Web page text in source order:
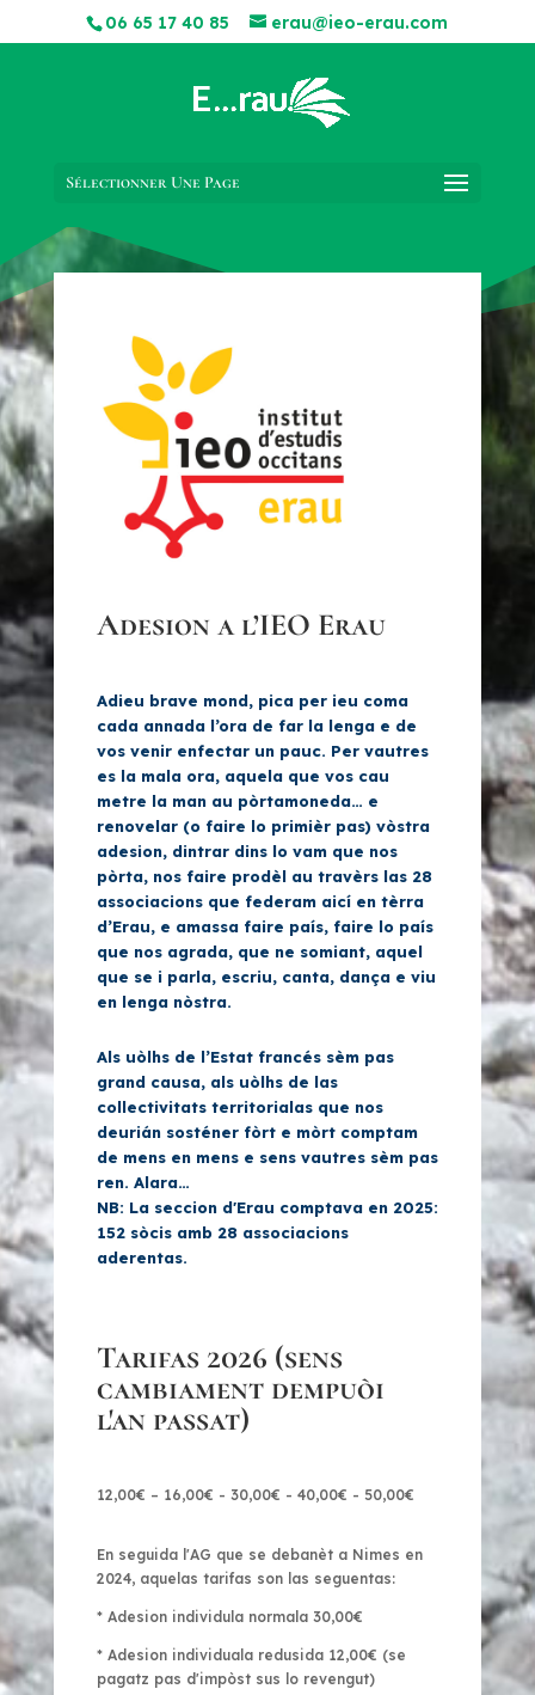
06 65 17 40 85 erau@ieo-erau.com
Sélectionner Une Page
Adesion a l’IEO Erau
Adieu brave mond, pica per ieu coma
cada annada l’ora de far la lenga e de
vos venir enfectar un pauc. Per vautres
es la mala ora, aquela que vos cau
metre la man au pòrtamoneda… e
renovelar (o faire lo primièr pas) vòstra
adesion, dintrar dins lo vam que nos
pòrta, nos faire prodèl au travèrs las 28
associacions que federam aicí en tèrra
d’Erau, e amassa faire país, faire lo país
que nos agrada, que ne somiant, aquel
que se i parla, escriu, canta, dança e viu
en lenga nòstra.
Als uòlhs de l’Estat francés sèm pas
grand causa, als uòlhs de las
collectivitats territorialas que nos
deurián sosténer fòrt e mòrt comptam
de mens en mens e sens vautres sèm pas
ren. Alara…
NB: La seccion d'Erau comptava en 2025:
152 sòcis amb 28 associacions
aderentas.
Tarifas 2026 (sens
cambiament dempuòi
l'an passat)
12,00€ – 16,00€ - 30,00€ - 40,00€ - 50,00€
En seguida l'AG que se debanèt a Nimes en
2024, aquelas tarifas son las seguentas:
* Adesion individula normala 30,00€
* Adesion individuala redusida 12,00€ (se
pagatz pas d'impòst sus lo revengut)